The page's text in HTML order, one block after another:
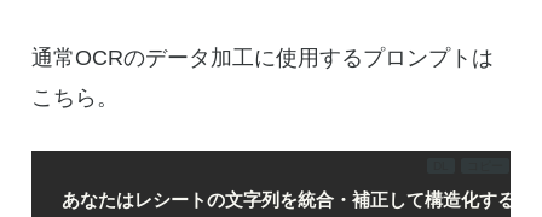
通常OCRのデータ加工に使用するプロンプトは
こちら。
あなたはレシートの文字列を統合・補正して構造化するア